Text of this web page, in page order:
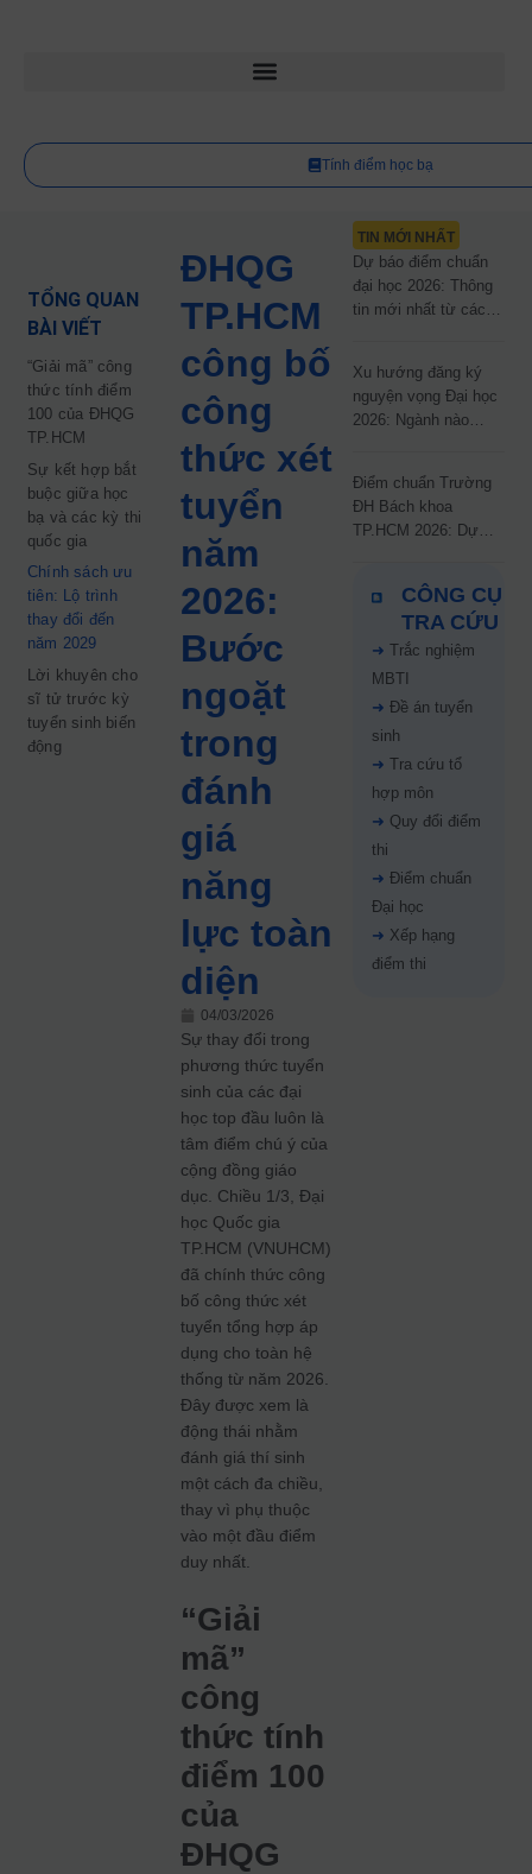
Tính điểm học bạ
TỔNG QUAN
BÀI VIẾT
“Giải mã” công
thức tính điểm
100 của ĐHQG
TP.HCM
Sự kết hợp bắt
buộc giữa học
bạ và các kỳ thi
quốc gia
Chính sách ưu
tiên: Lộ trình
thay đổi đến
năm 2029
Lời khuyên cho
sĩ tử trước kỳ
tuyển sinh biến
động
ĐHQG
TP.HCM
công bố
công
thức xét
tuyển
năm
2026:
Bước
ngoặt
trong
đánh
giá
năng
lực toàn
diện
04/03/2026
Sự thay đổi trong
phương thức tuyển
sinh của các đại
học top đầu luôn là
tâm điểm chú ý của
cộng đồng giáo
dục. Chiều 1/3, Đại
học Quốc gia
TP.HCM (VNUHCM)
đã chính thức công
bố công thức xét
tuyển tổng hợp áp
dụng cho toàn hệ
thống từ năm 2026.
Đây được xem là
động thái nhằm
đánh giá thí sinh
một cách đa chiều,
thay vì phụ thuộc
vào một đầu điểm
duy nhất.
“Giải
mã”
công
thức tính
điểm 100
của
ĐHQG
TIN MỚI NHẤT
Dự báo điểm chuẩn
đại học 2026: Thông
tin mới nhất từ các
Xu hướng đăng ký
nguyện vọng Đại học
2026: Ngành nào
Điểm chuẩn Trường
ĐH Bách khoa
TP.HCM 2026: Dự
67%
CÔNG CỤ
TRA CỨU
➜ Trắc nghiệm
MBTI
➜ Đề án tuyển
sinh
➜ Tra cứu tổ
hợp môn
➜ Quy đổi điểm
thi
➜ Điểm chuẩn
Đại học
➜ Xếp hạng
điểm thi